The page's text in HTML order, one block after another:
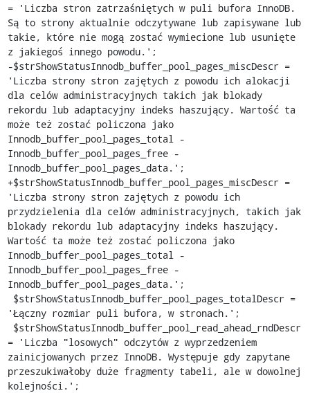
= 'Liczba stron zatrzaśniętych w puli bufora InnoDB.
Są to strony aktualnie odczytywane lub zapisywane lub
takie, które nie mogą zostać wymiecione lub usunięte
z jakiegoś innego powodu.';
-$strShowStatusInnodb_buffer_pool_pages_miscDescr =
'Liczba strony stron zajętych z powodu ich alokacji
dla celów administracyjnych takich jak blokady
rekordu lub adaptacyjny indeks haszujący. Wartość ta
może też zostać policzona jako
Innodb_buffer_pool_pages_total -
Innodb_buffer_pool_pages_free -
Innodb_buffer_pool_pages_data.';
+$strShowStatusInnodb_buffer_pool_pages_miscDescr =
'Liczba strony stron zajętych z powodu ich
przydzielenia dla celów administracyjnych, takich jak
blokady rekordu lub adaptacyjny indeks haszujący.
Wartość ta może też zostać policzona jako
Innodb_buffer_pool_pages_total -
Innodb_buffer_pool_pages_free -
Innodb_buffer_pool_pages_data.';
'Łączny rozmiar puli bufora, w stronach.';
= 'Liczba "losowych" odczytów z wyprzedzeniem
zainicjowanych przez InnoDB. Występuje gdy zapytane
przeszukiwałoby duże fragmenty tabeli, ale w dowolnej
kolejności.';